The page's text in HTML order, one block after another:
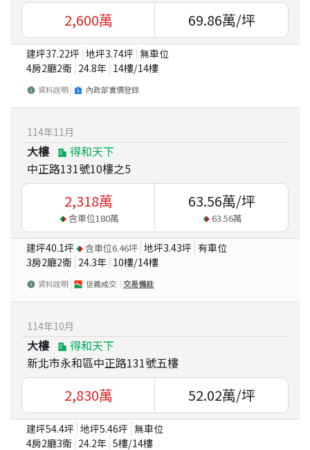
2,600萬 69.86萬/坪
建坪37.22坪 地坪3.74坪 無車位
4房2廳2衛 24.8年 14樓/14樓
資料說明 內政部實價登錄
114年11 月
大樓
得和天下
中正路131號10樓之5
2,318萬
含車位180萬
63.56萬/坪
63.56萬
建坪40.1坪 含車位6.46坪 地坪3.43坪 有車位
3房2廳2衛 24.3年 10樓/14樓
資料說明 信義成交 交易備註
114年10月
大樓
得和天下
新北市永和區中正路131號五樓
2,830萬 52.02萬/坪
建坪54.4坪 地坪5.46坪 無車位
4房2廳3衛 24.2年 5樓/14樓